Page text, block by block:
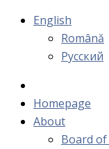
English
Română
Русский
Homepage
About
Board